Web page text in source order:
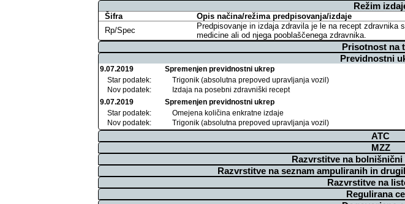
Režim
Šifra Opis načina/režima predpisovanja/izdaje
Rp/Spec
Predpisovanje in izdaja zdravila je le na recept zdravnika
medicine ali od njega pooblaščenega zdravnika.
Prisotnost na
Previdnostni
9.07.2019
Spremenjen previdnostni ukrep
Star podatek:
Trigonik (absolutna prepoved upravljanja vozil)
Nov podatek:
Izdaja na posebni zdravniški recept
9.07.2019
Spremenjen previdnostni ukrep
Star podatek:
Omejena količina enkratne izdaje
Nov podatek:
Trigonik (absolutna prepoved upravljanja vozil)
ATC
MZZ
Razvrstitve na
Razvrstitve na seznam ampuliranih in
Razvrstitve na
Regulirana